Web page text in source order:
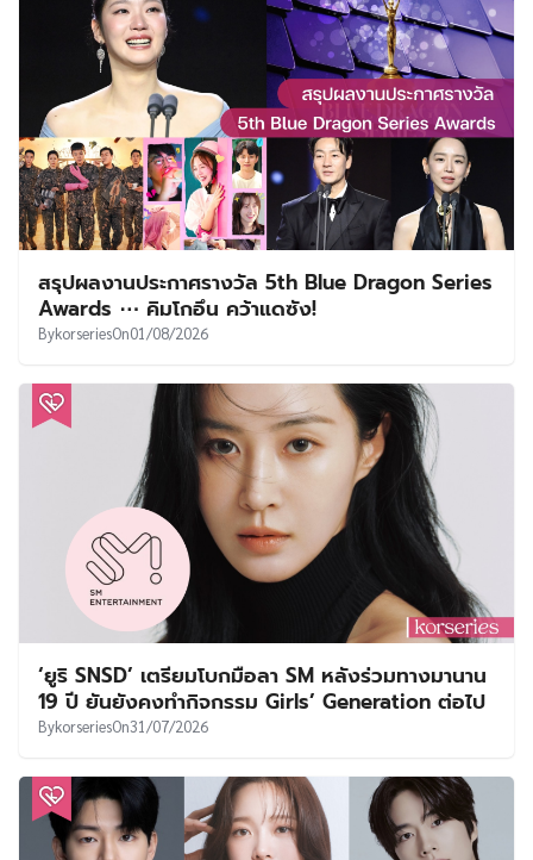
สรุปผลงานประกาศรางวัล 5th Blue Dragon Series
Awards ⋯ คิมโกอึน คว้าแดซัง!
BykorseriesOn01/08/2026
‘ยูริ SNSD’ เตรียมโบกมือลา SM หลังร่วมทางมานาน
19 ปี ยันยังคงทำกิจกรรม Girls’ Generation ต่อไป
BykorseriesOn31/07/2026